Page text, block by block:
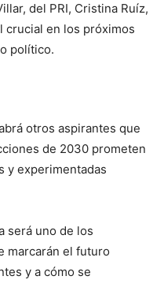
del PRI, Cristina Ruíz,
crucial en los próximos
político.
otros aspirantes que
de 2030 prometen
y experimentadas
será uno de los
marcarán el futuro
y a cómo se